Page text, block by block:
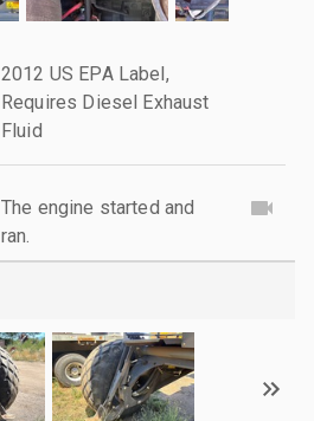
2012 US EPA Label,
Requires Diesel Exhaust
Fluid
The engine started and
ran.